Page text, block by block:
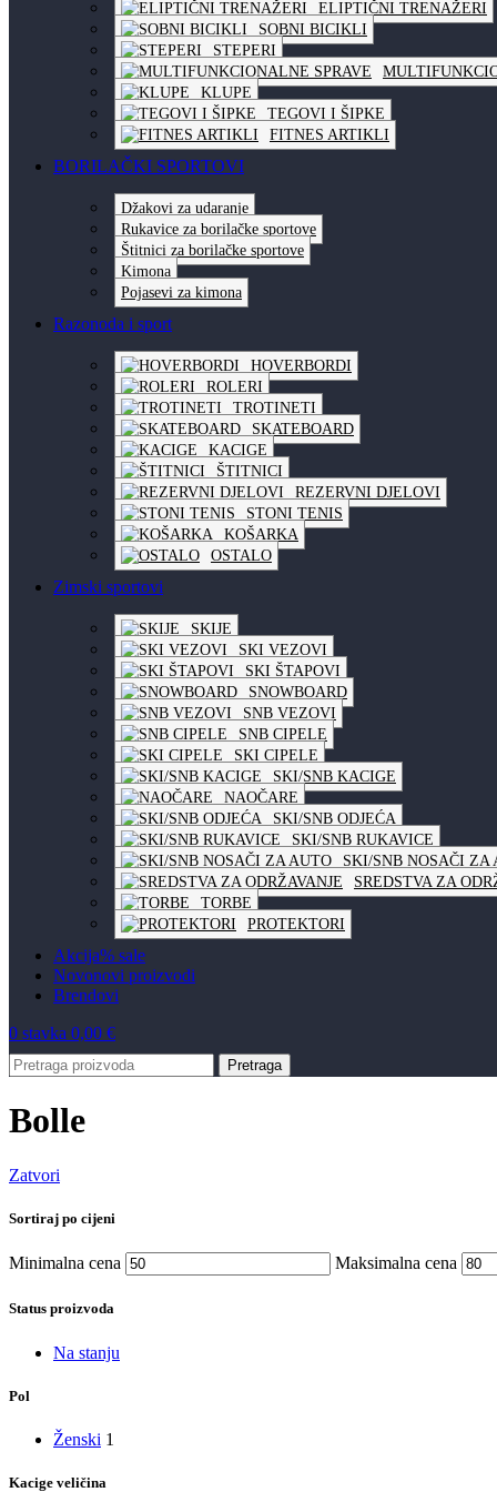
ELIPTIČNI TRENAŽERI
SOBNI BICIKLI
STEPERI
KLUPE
TEGOVI I ŠIPKE
FITNES ARTIKLI
BORILAČKI SPORTOVI
Džakovi za udaranje
Rukavice za borilačke sportove
Štitnici za borilačke sportove
Kimona
Pojasevi za kimona
Razonoda i sport
HOVERBORDI
ROLERI
TROTINETI
SKATEBOARD
KACIGE
ŠTITNICI
REZERVNI DJELOVI
STONI TENIS
KOŠARKA
OSTALO
Zimski sportovi
SKIJE
SKI VEZOVI
SKI ŠTAPOVI
SNOWBOARD
SNB VEZOVI
SNB CIPELE
SKI CIPELE
SKI/SNB KACIGE
NAOČARE
SKI/SNB ODJEĆA
SKI/SNB RUKAVICE
SKI/SNB NOSAČI ZA
SREDSTVA ZA
TORBE
PROTEKTORI
Akcija% sale
Novonovi proizvodi
Brendovi
0 stavka 0,00 €
Pretraga
Bolle
Zatvori
Sortiraj po cijeni
Minimalna cena Maksimalna cena
Status proizvoda
Na stanju
Pol
Ženski 1
Kacige veličina